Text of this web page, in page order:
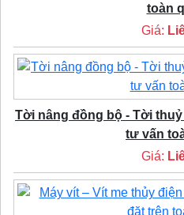
toàn
Giá:
Tời nâng đồng bộ - Tời
tư vấn
Giá: